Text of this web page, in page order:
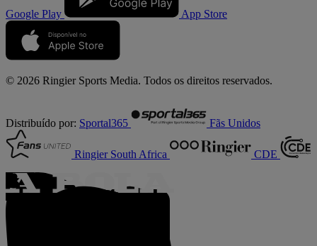
Google Play App Store
© 2026 Ringier Sports Media. Todos os direitos reservados.
Distribuído por: Sportal365 Fãs Unidos
Ringier South Africa CDE